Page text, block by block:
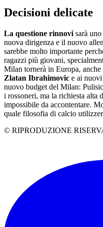
Decisioni delicate
La questione rinnovi sarà
nuova dirigenza e il nuovo
sarebbe molto importante
ragazzi più giovani,
Milan tornerà in Europa, anche
Zlatan Ibrahimovic e ai
nuovo budget del Milan:
i rossoneri, ma la richiesta alta
impossibile da accontentare.
quale filosofia di calcio
© RIPRODUZIONE